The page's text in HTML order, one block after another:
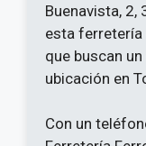
Buenavista, 2,
esta ferretería
que buscan
ubicación en
Con un